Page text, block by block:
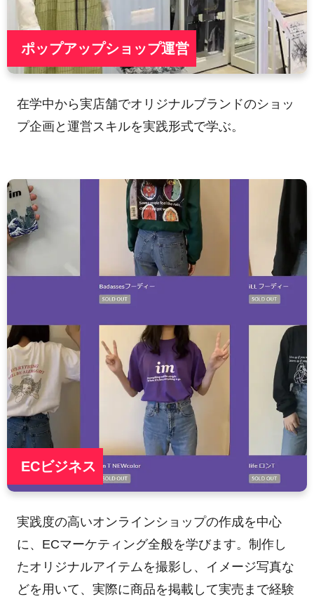
ポップアップショップ運営
在学中から実店舗でオリジナルブランドのショッ
プ企画と運営スキルを実践形式で学ぶ。
ECビジネス
実践度の高いオンラインショップの作成を中心
に、ECマーケティング全般を学びます。制作し
たオリジナルアイテムを撮影し、イメージ写真な
どを用いて、実際に商品を掲載して実売まで経験